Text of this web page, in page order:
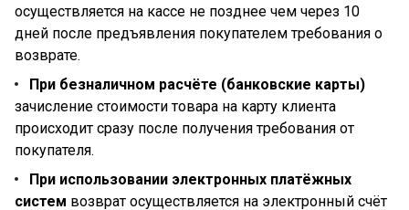
осуществляется на кассе не позднее чем через 10
дней после предъявления покупателем требования о
возврате.
При безналичном расчёте (банковские карты)
зачисление стоимости товара на карту клиента
происходит сразу после получения требования от
покупателя.
При использовании электронных платёжных
систем возврат осуществляется на электронный счёт